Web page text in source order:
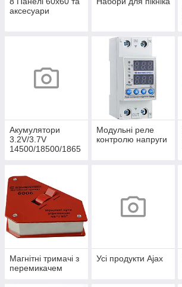
аксесуари
Акумулятори
3.2V/3.7V
14500/18500/1865
Модульні реле
контролю напруги
Магнітні тримачі з
перемикачем
Усі продукти Ajax